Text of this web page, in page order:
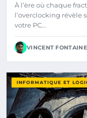
À l’ère où chaque
l’overclocking
votre PC…
VINCENT FONTAINE
INFORMATIQUE ET